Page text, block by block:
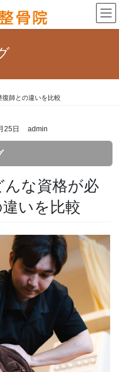
師との違いを比較
25日 admin
な資格が必
いを比較